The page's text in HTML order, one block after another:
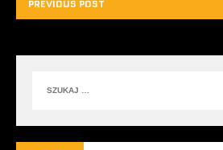
PREVIOUS POST